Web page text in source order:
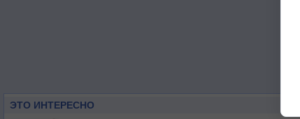
ЭТО ИНТЕРЕСНО